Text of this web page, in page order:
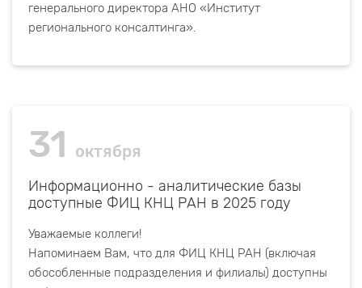
генерального директора АНО «Институт
регионального консалтинга».
31 октября
Информационно - аналитические базы
доступные ФИЦ КНЦ РАН в 2025 году
Уважаемые коллеги!
Напоминаем Вам, что для ФИЦ КНЦ РАН (включая
обособленные подразделения и филиалы) доступны